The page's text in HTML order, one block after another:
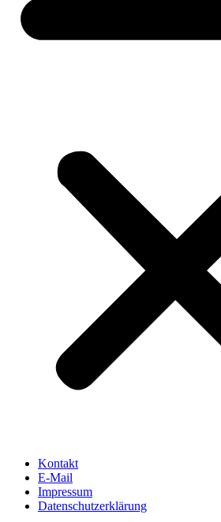
Kontakt
E-Mail
Impressum
Datenschutzerklärung